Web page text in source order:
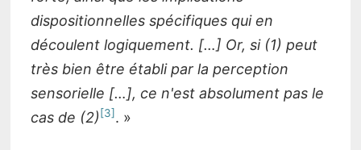
dispositionnelles spécifiques qui en
découlent logiquement. […] Or, si (1) peut
très bien être établi par la perception
sensorielle […], ce n'est absolument pas le
cas de (2) 3 . »